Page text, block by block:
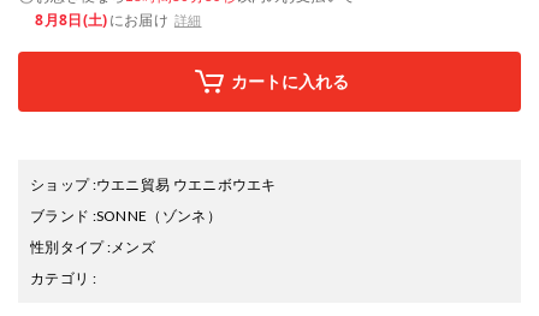
8月8日(土)にお届け 詳細
カートに入れる
ショップ:ウエニ貿易 ウエニボウエキ
ブランド :SONNE （ゾンネ）
性別タイプ: メンズ
カテゴリ :